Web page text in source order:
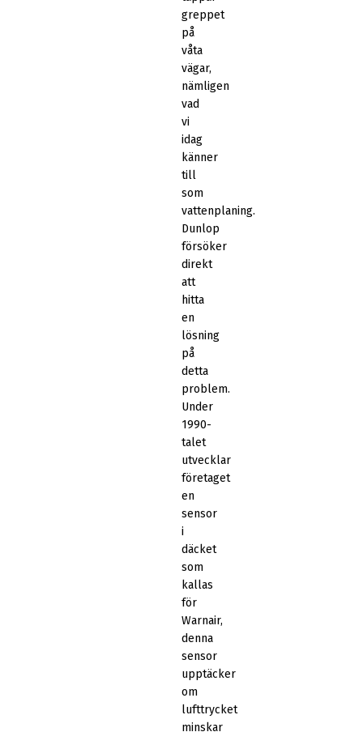
greppet
på
våta
vägar,
nämligen
vad
vi
idag
känner
till
som
vattenplaning.
Dunlop
försöker
direkt
att
hitta
en
lösning
på
detta
problem.
Under
1990-
talet
utvecklar
företaget
en
sensor
i
däcket
som
kallas
för
Warnair,
denna
sensor
upptäcker
om
lufttrycket
minskar